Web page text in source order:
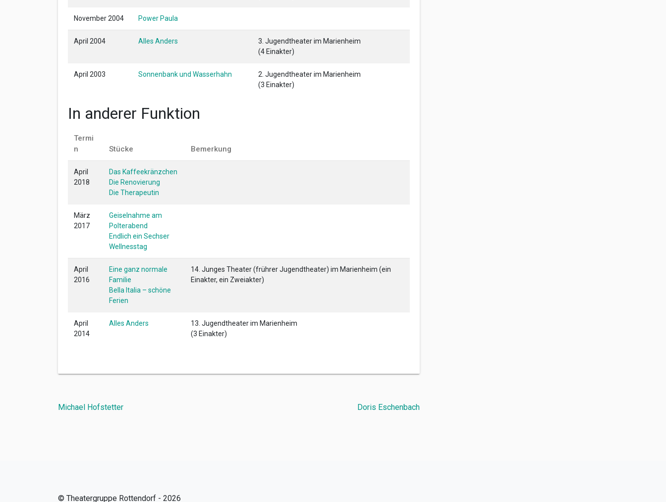
November 2004 Power Paula
April 2004 Alles Anders
3. Jugendtheater im Marienheim
(4 Einakter)
April 2003 Sonnenbank und Wasserhahn
2. Jugendtheater im Marienheim
(3 Einakter)
In anderer Funktion
Termi
n
Stücke Bemerkung
April
2018
Das Kaffeekränzchen
Die Renovierung
Die Therapeutin
März
2017
Geiselnahme am
Polterabend
Endlich ein Sechser
Wellnesstag
April
2016
Eine ganz normale
Familie
Bella Italia – schöne
Ferien
14. Junges Theater (frührer Jugendtheater) im Marienheim (ein
Einakter, ein Zweiakter)
April
2014
Alles Anders
13. Jugendtheater im Marienheim
(3 Einakter)
Beitragsnavigation
Michael Hofstetter Doris Eschenbach
© Theatergruppe Rottendorf - 2026